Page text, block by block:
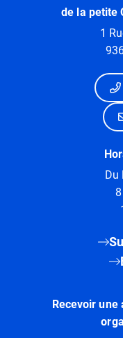
de la petite
1
Du
Recevoir